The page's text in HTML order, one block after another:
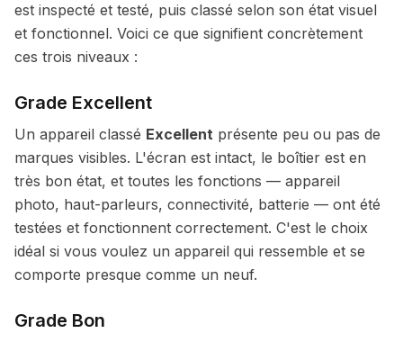
est inspecté et testé, puis classé selon son état visuel
et fonctionnel. Voici ce que signifient concrètement
ces trois niveaux :
Grade Excellent
Un appareil classé Excellent présente peu ou pas de
marques visibles. L'écran est intact, le boîtier est en
très bon état, et toutes les fonctions — appareil
photo, haut-parleurs, connectivité, batterie — ont été
testées et fonctionnent correctement. C'est le choix
idéal si vous voulez un appareil qui ressemble et se
comporte presque comme un neuf.
Grade Bon